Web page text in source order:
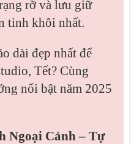
rỡ và lưu giữ
tinh khôi nhất.
dài đẹp nhất để
Tết? Cùng
nổi bật năm 2025
Ngoại Cảnh – Tự